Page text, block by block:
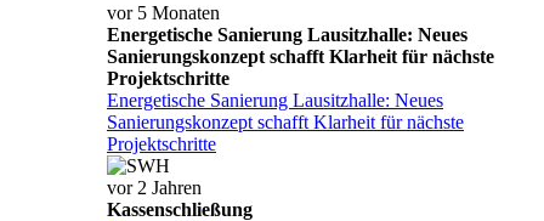
vor 5 Monaten
Energetische Sanierung Lausitzhalle: Neues
Sanierungskonzept schafft Klarheit für nächste
Projektschritte
Energetische Sanierung Lausitzhalle: Neues
Sanierungskonzept schafft Klarheit für nächste
Projektschritte
vor 2 Jahren
Kassenschließung